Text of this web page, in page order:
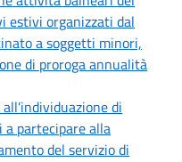
estivi organizzati dal
a soggetti minori,
di proroga annualità
di
partecipare alla
del servizio di